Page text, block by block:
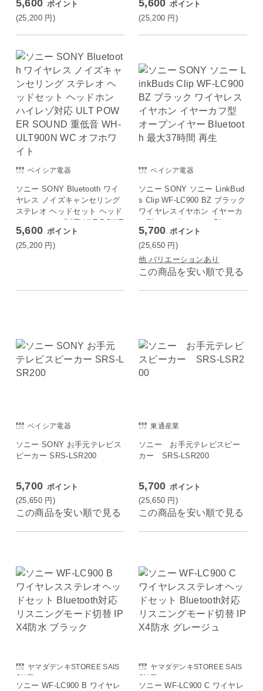
R SOUND 重低音 WH-ULT900
N BC ブラック
5,600 ポイント
(25,200 円)
D 重低音 WH-ULT900N HC フ
ォレストグレー
5,600 ポイント
(25,200 円)
ベイシア電器
ソニー SONY Bluetooth ワイ
ヤレス ノイズキャンセリング
ステレオ ヘッドセット ヘッド
ホン ハイレゾ対応 ULT POWE
R SOUND 重低音 WH-ULT900
N WC オフホワイト
5,600 ポイント
(25,200 円)
ベイシア電器
ソニー SONY ソニー LinkBud
s Clip WF-LC900 BZ ブラック
ワイヤレスイヤホン イヤーカ
フ型 オープンイヤー Bluetoot
h 最大37時間 再生
5,700 ポイント
(25,650 円)
他 バリエーションあり
この商品を安い順で見る
ベイシア電器
ソニー SONY お手元テレビス
ピーカー SRS-LSR200
5,700 ポイント
(25,650 円 )
この商品を安い順で見る
東通産業
ソニー お手元テレビスピー
カー SRS-LSR200
5,700 ポイント
(25,650 円 )
この商品を安い順で見る
ヤマダデンキSTOREE SAIS
ON店
ソニー WF-LC900 B ワイヤレ
ヤマダデンキSTOREE SAIS
ON店
ソニー WF-LC900 C ワイヤレ